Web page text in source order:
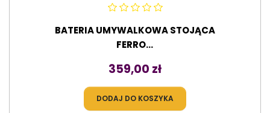
BATERIA UMYWALKOWA STOJĄCA
FERRO...
Cena
359,00 zł
DODAJ DO KOSZYKA